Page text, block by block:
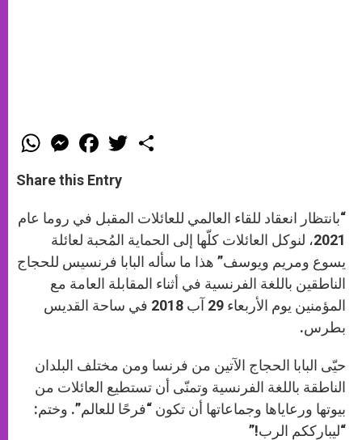
W
h
t
s
p
p
M
e
s
e
e
r
F
a
e
b
o
k
w
r
Share this Entry
“بانتظار انعقاد للقاء العالمي للعائلات المقبل في روما عام
2021، لنوكل العائلات كلّها إلى الحماية المُحبة لعائلة
يسوع ومريم ويوسف” هذا ما سأله البابا فرنسيس للحجاج
الناطقين باللغة الفرنسية في أثناء المقابلة العامة مع
المؤمنين يوم الأربعاء 29 آب 2018 في ساحة القديس
بطرس.
حيّى البابا الحجاج الآتين من فرنسا ومن مختلف البلدان
الناطقة باللغة الفرنسية وتمنّى أن تستطيع العائلات من
بيوتها ورعاياها وجماعاتها أن تكون “فرحًا للعالم”. وختم:
“ليبارككم الرب!”